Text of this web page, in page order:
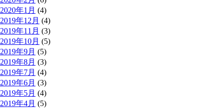
2020年1月 (4)
2019年12月 (4)
2019年11月 (3)
2019年10月 (5)
2019年9月 (5)
2019年8月 (3)
2019年7月 (4)
2019年6月 (3)
2019年5月 (4)
2019年4月 (5)